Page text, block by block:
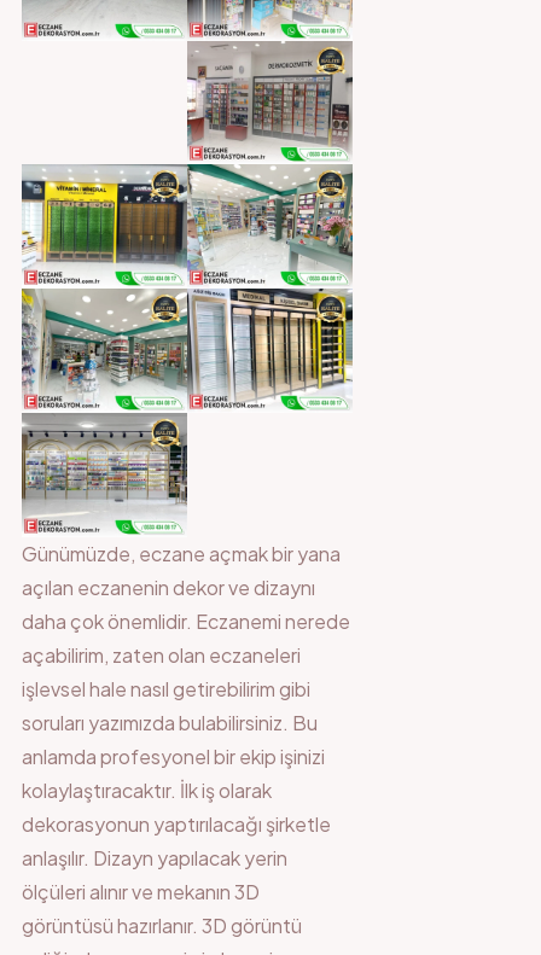
Günümüzde, eczane açmak bir yana
açılan eczanenin dekor ve dizaynı
daha çok önemlidir. Eczanemi nerede
açabilirim, zaten olan eczaneleri
işlevsel hale nasıl getirebilirim gibi
soruları yazımızda bulabilirsiniz. Bu
anlamda profesyonel bir ekip işinizi
kolaylaştıracaktır. İlk iş olarak
dekorasyonun yaptırılacağı şirketle
anlaşılır. Dizayn yapılacak yerin
ölçüleri alınır ve mekanın 3D
görüntüsü hazırlanır. 3D görüntü